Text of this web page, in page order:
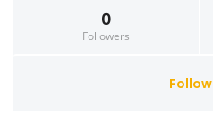
0
Followers
Follow